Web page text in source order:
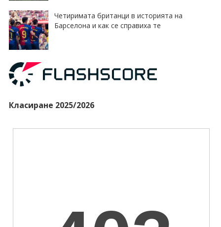
Четиримата британци в историята на
Барселона и как се справиха те
Класиране 2025/2026